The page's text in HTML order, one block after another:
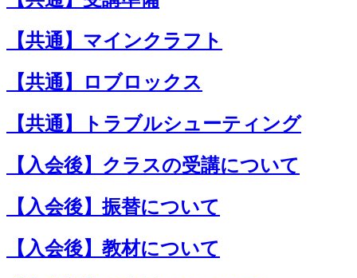
【共通】マインクラフト
【共通】ロブロックス
【共通】トラブルシューティング
【入会後】クラスの受講について
【入会後】振替について
【入会後】教材について